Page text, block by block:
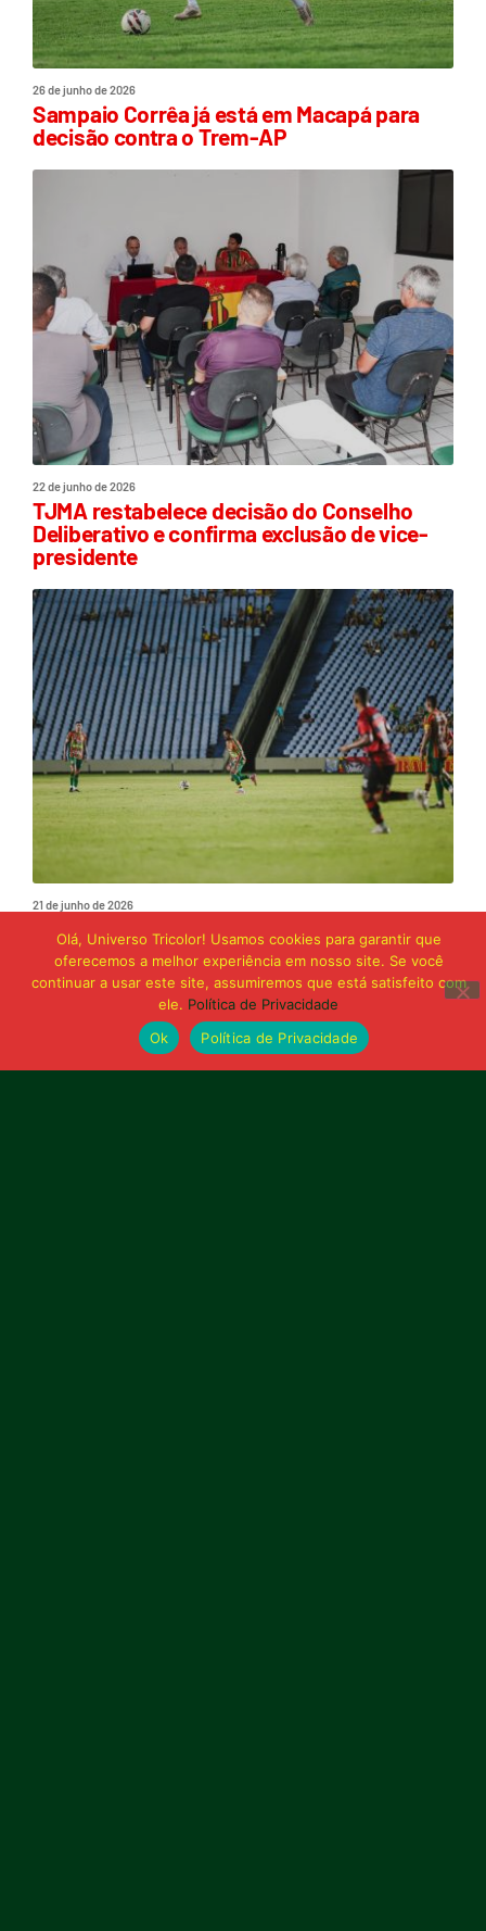
26 de junho de 2026
Sampaio Corrêa já está em Macapá para
decisão contra o Trem-AP
22 de junho de 2026
TJMA restabelece decisão do Conselho
Deliberativo e confirma exclusão de vice-
presidente
21 de junho de 2026
Sampaio é superado pelo Trem no Castelão
e buscará reação em Macapá
Olá, Universo Tricolor! Usamos cookies para garantir que
oferecemos a melhor experiência em nosso site. Se você
continuar a usar este site, assumiremos que está satisfeito com
ele. Política de Privacidade
Ok
Política de Privacidade